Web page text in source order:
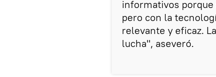
informativos
pero con la
relevante y eficaz.
lucha", aseveró.